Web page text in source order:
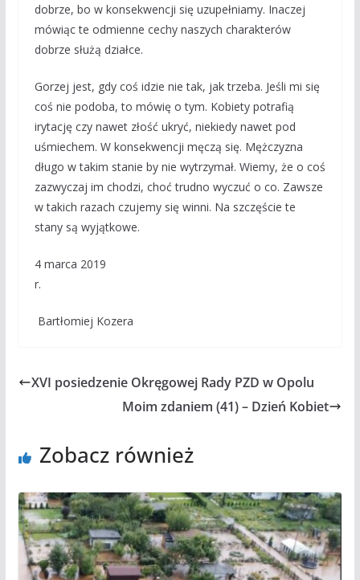
dobrze, bo w konsekwencji się uzupełniamy. Inaczej
mówiąc te odmienne cechy naszych charakterów
dobrze służą działce.
Gorzej jest, gdy coś idzie nie tak, jak trzeba. Jeśli mi się
coś nie podoba, to mówię o tym. Kobiety potrafią
irytację czy nawet złość ukryć, niekiedy nawet pod
uśmiechem. W konsekwencji męczą się. Mężczyzna
długo w takim stanie by nie wytrzymał. Wiemy, że o coś
zazwyczaj im chodzi, choć trudno wyczuć o co. Zawsze
w takich razach czujemy się winni. Na szczęście te
stany są wyjątkowe.
4 marca 2019
r.
Bartłomiej Kozera
XVI posiedzenie Okręgowej Rady PZD w Opolu
Moim zdaniem (41) – Dzień Kobiet
Zobacz również